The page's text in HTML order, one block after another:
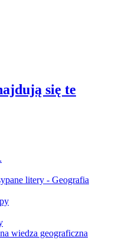
się te
litery - Geografia
wiedza geograficzna